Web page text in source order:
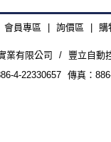
會員專區 詢價區 購
有限公司 / 豐立自動
4-22330657 傳真：